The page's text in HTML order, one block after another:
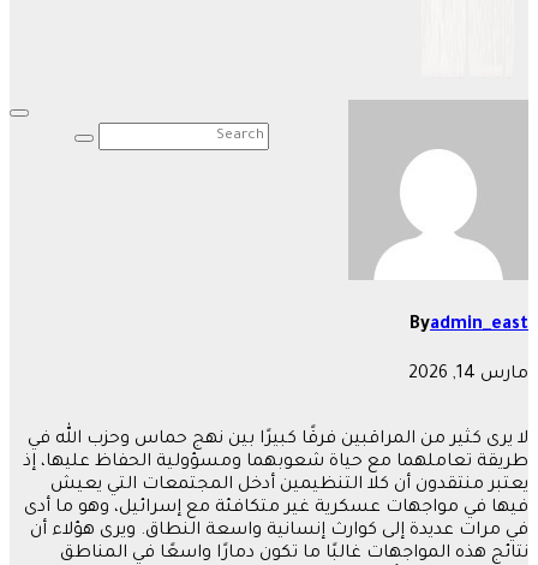
Byadmin_east
مارس 14, 2026
لا يرى كثير من المراقبين فرقًا كبيرًا بين نهج حماس وحزب الله في
طريقة تعاملهما مع حياة شعوبهما ومسؤولية الحفاظ عليها، إذ
يعتبر منتقدون أن كلا التنظيمين أدخل المجتمعات التي يعيش
فيها في مواجهات عسكرية غير متكافئة مع إسرائيل، وهو ما أدى
في مرات عديدة إلى كوارث إنسانية واسعة النطاق. ويرى هؤلاء أن
نتائج هذه المواجهات غالبًا ما تكون دمارًا واسعًا في المناطق